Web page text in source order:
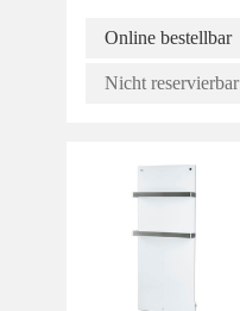
Online bestellbar
Nicht reservierbar